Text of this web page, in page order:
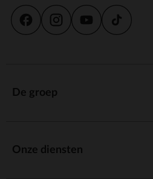
De groep
Onze diensten